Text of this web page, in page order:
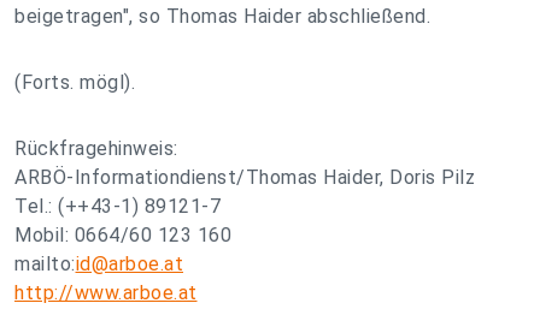
beigetragen", so Thomas Haider abschließend.
(Forts. mögl).
Rückfragehinweis:
ARBÖ-Informationdienst/Thomas Haider, Doris Pilz
Tel.: (++43-1) 89121-7
Mobil: 0664/60 123 160
mailto:id@arboe.at
http://www.arboe.at